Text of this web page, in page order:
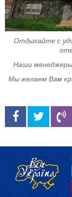
Отдыхайте с
Наши менеджеры
Мы желаем Вам